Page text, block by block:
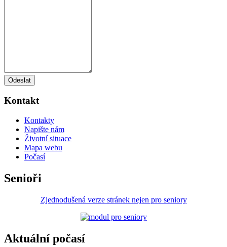
Odeslat
Kontakt
Kontakty
Napište nám
Životní situace
Mapa webu
Počasí
Senioři
Zjednodušená verze stránek nejen pro seniory
Aktuální počasí